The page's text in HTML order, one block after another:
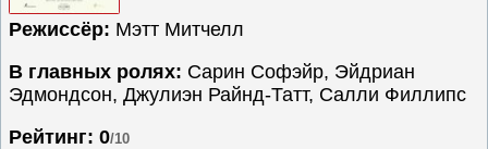
Сериалы
Триллеры
Режиссёр: Мэтт Митчелл
В главных ролях: Сарин Софэйр, Эйдриан
Эдмондсон, Джулиэн Райнд-Татт, Салли Филлипс
Рейтинг: 0/10